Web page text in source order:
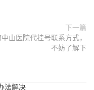
下一篇
中山医院代挂号联系方式，
不妨了解下
法解决